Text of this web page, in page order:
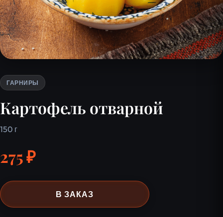
ГАРНИРЫ
Картофель отварной
150 г
275 ₽
В ЗАКАЗ